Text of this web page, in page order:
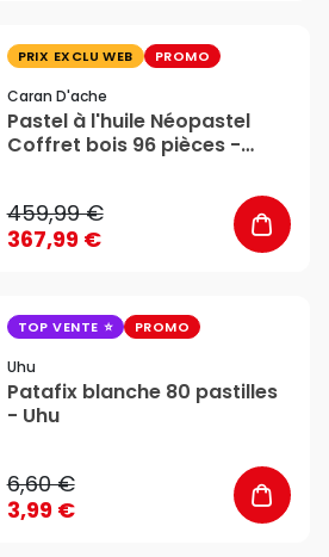
PRIX EXCLU WEB PROMO
Caran D'ache
Pastel à l'huile Néopastel
Coffret bois 96 pièces -
459,99 €
367,99 €
TOP VENTE PROMO
Uhu
Patafix blanche 80 pastilles
- Uhu
6,60 €
3,99 €